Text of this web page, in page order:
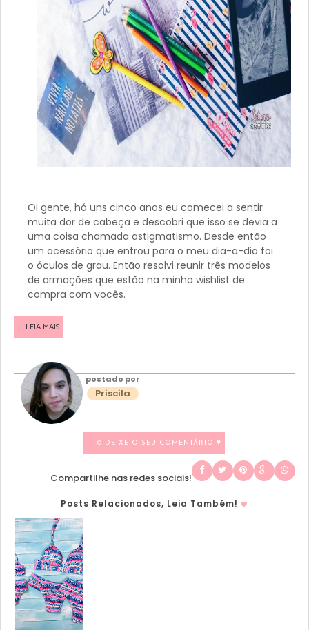
Oi gente, há uns cinco anos eu comecei a sentir
muita dor de cabeça e descobri que isso se devia a
uma coisa chamada astigmatismo. Desde então
um acessório que entrou para o meu dia-a-dia foi
o óculos de grau. Então resolvi reunir três modelos
de armações que estão na minha wishlist de
compra com vocês.
LEIA MAIS
postado por
Priscila
0 DEIXE O SEU COMENTÁRIO ♥
Compartilhe nas redes sociais!
Posts Relacionados, Leia Também!